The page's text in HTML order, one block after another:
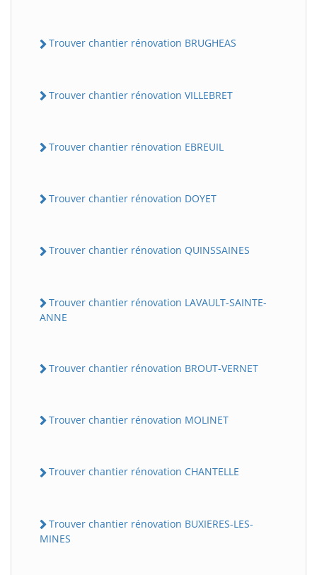
Trouver chantier rénovation BRUGHEAS
Trouver chantier rénovation VILLEBRET
Trouver chantier rénovation EBREUIL
Trouver chantier rénovation DOYET
Trouver chantier rénovation QUINSSAINES
Trouver chantier rénovation LAVAULT-SAINTE-
ANNE
Trouver chantier rénovation BROUT-VERNET
Trouver chantier rénovation MOLINET
Trouver chantier rénovation CHANTELLE
Trouver chantier rénovation BUXIERES-LES-
MINES